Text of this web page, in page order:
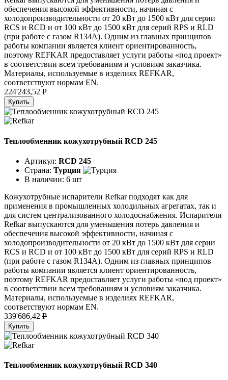
обеспечения высокой эффективности, начиная с
холодопроизводительности от 20 кВт до 1500 кВт для серии
RCS и RCD и от 100 кВт до 1500 кВт для серий RPS и RLD
(при работе с газом R134A). Одним из главных принципов
работы компании является клиент ориентированность,
поэтому REFKAR предоставляет услуги работы «под проект»
в соответствии всем требованиям и условиям заказчика.
Материалы, используемые в изделиях REFKAR,
соответствуют нормам EN.
224'243,52 P
Купить
Теплообменник кожухотрубный RCD 245
Артикул: RCD 245
Страна: Турция
В наличии: 6 шт
Кожухотрубные испарители Refkar подходят как для
применения в промышленных холодильных агрегатах, так и
для систем централизованного холодоснабжения. Испарители
Refkar выпускаются для уменьшения потерь давления и
обеспечения высокой эффективности, начиная с
холодопроизводительности от 20 кВт до 1500 кВт для серии
RCS и RCD и от 100 кВт до 1500 кВт для серий RPS и RLD
(при работе с газом R134A). Одним из главных принципов
работы компании является клиент ориентированность,
поэтому REFKAR предоставляет услуги работы «под проект»
в соответствии всем требованиям и условиям заказчика.
Материалы, используемые в изделиях REFKAR,
соответствуют нормам EN.
339'686,42 P
Купить
Теплообменник кожухотрубный RCD 340